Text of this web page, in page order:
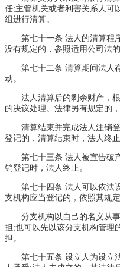
任;主管机关或者利害关系人可
组进行清算。
第七十一条 法人的清算程
没有规定的，参照适用公司法的
第七十二条 清算期间法人
动。
法人清算后的剩余财产，
的决议处理。法律另有规定的，
清算结束并完成法人注销
登记的，清算结束时，法人终止
第七十三条 法人被宣告破
销登记时，法人终止。
第七十四条 法人可以依法
支机构应当登记的，依照其规定
分支机构以自己的名义从
担;也可以先以该分支机构管理
担。
第七十五条 设立人为设立